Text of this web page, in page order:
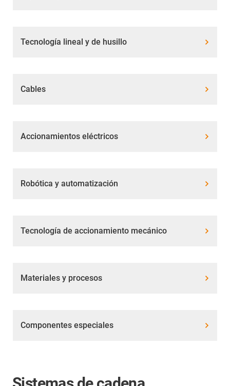
Tecnología lineal y de husillo
Cables
Accionamientos eléctricos
Robótica y automatización
Tecnología de accionamiento mecánico
Materiales y procesos
Componentes especiales